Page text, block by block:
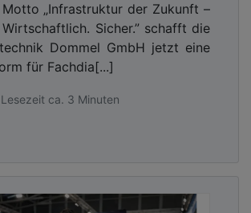
„Infrastruktur der Zukunft –
Wirtschaftlich. Sicher.” schafft die
Dommel GmbH jetzt eine
für Fachdia[...]
ca. 3 Minuten